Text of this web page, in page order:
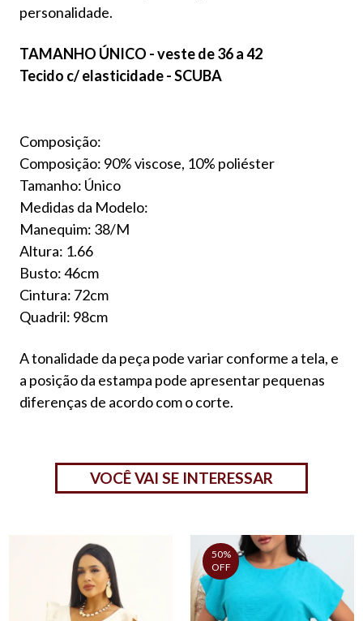
personalidade.
TAMANHO ÚNICO - veste de 36 a 42
Tecido c/ elasticidade - SCUBA
Composição:
Composição: 90% viscose, 10% poliéster
Tamanho: Único
Medidas da Modelo:
Manequim: 38/M
Altura: 1.66
Busto: 46cm
Cintura: 72cm
Quadril: 98cm
A tonalidade da peça pode variar conforme a tela, e
a posição da estampa pode apresentar pequenas
diferenças de acordo com o corte.
VOCÊ VAI SE INTERESSAR
50%
OFF